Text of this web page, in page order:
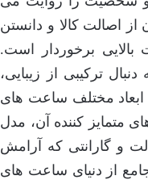
اصالت کالا و دانستن
بالایی برخوردار است.
ترکیبی از زیبایی،
ابعاد مختلف ساعت های
متمایز کننده آن، مدل
و گارانتی که آرامش
از دنیای ساعت های